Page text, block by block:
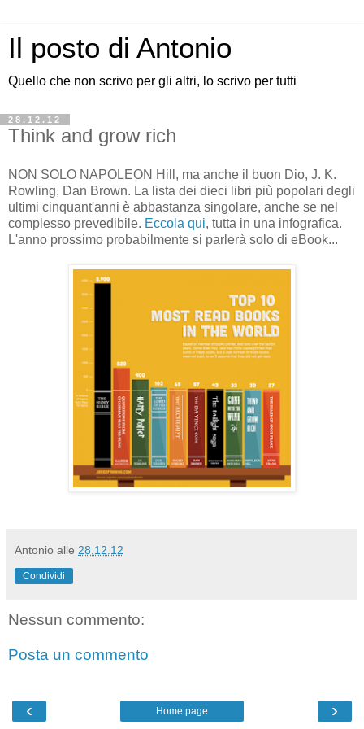
Il posto di Antonio
Quello che non scrivo per gli altri, lo scrivo per tutti
28.12.12
Think and grow rich
NON SOLO NAPOLEON Hill, ma anche il buon Dio, J. K.
Rowling, Dan Brown. La lista dei dieci libri più popolari degli
ultimi cinquant'anni è abbastanza singolare, anche se nel
complesso prevedibile. Eccola qui, tutta in una infografica.
L'anno prossimo probabilmente si parlerà solo di eBook...
Antonio alle 28.12.12
Condividi
Nessun commento:
Posta un commento
‹ ›
Home page